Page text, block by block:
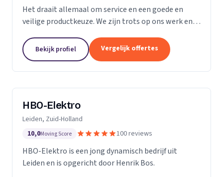
Het draait allemaal om service en een goede en
veilige productkeuze. We zijn trots op ons werk en
dan bij onszelf. We vinden ons werk belangrijk,...
Bekijk profiel Vergelijk offertes
HBO-Elektro
Leiden, Zuid-Holland
10,0Moving Score 100 reviews
HBO-Elektro is een jong dynamisch bedrijf uit
Leiden en is opgericht door Henrik Bos.